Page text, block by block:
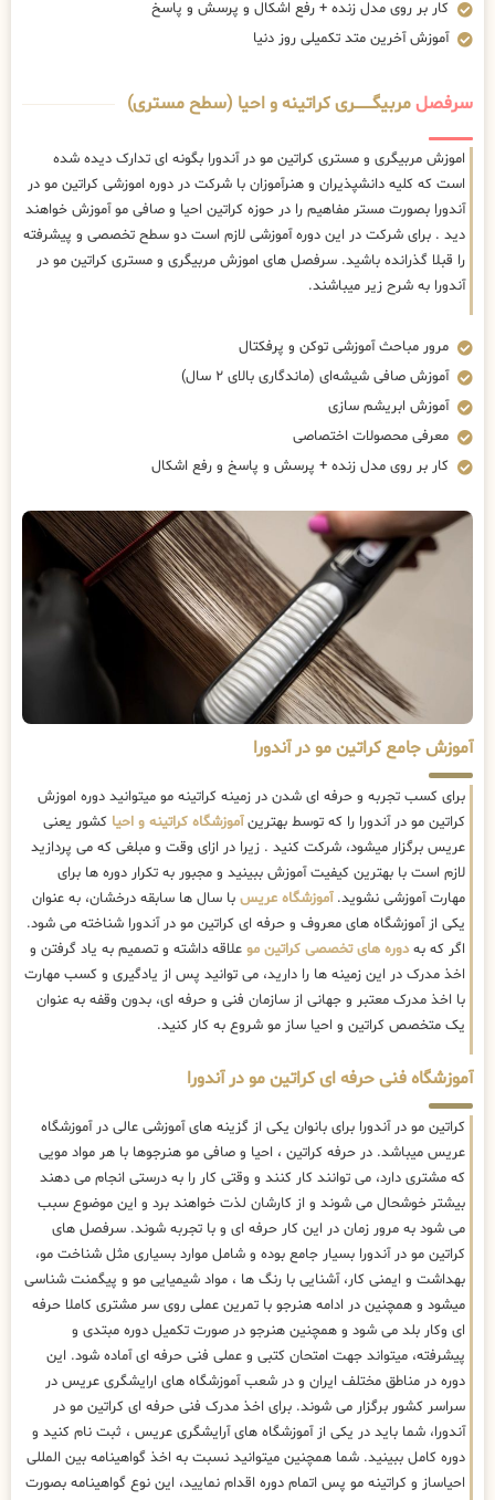
کار بر روی مدل زنده + رفع اشکال و پرسش و پاسخ
آموزش آخرین متد تکمیلی روز دنیا
سرفصلمربیگــــــــری کراتینه و احیا (سطح مستری)
اموزش مربیگری و مستری کراتین مو در آندورا بگونه ای تدارک دیده شده
است که کلیه دانشپذیران و هنرآموزان با شرکت در دوره اموزشی کراتین مو در
آندورا بصورت مستر مفاهیم را در حوزه کراتین احیا و صافی مو آموزش خواهند
دید . برای شرکت در این دوره آموزشی لازم است دو سطح تخصصی و پیشرفته
را قبلا گذرانده باشید. سرفصل های اموزش مربیگری و مستری کراتین مو در
آندورا به شرح زیر میباشند.
مرور مباحث آموزشی توکن و پرفکتال
آموزش صافی شیشه‌ای (ماندگاری بالای ۲ سال)
آموزش ابریشم سازی
معرفی محصولات اختصاصی
کار بر روی مدل زنده + پرسش و پاسخ و رفع اشکال
آموزش جامع کراتین مو در آندورا
برای کسب تجربه و حرفه ای شدن در زمینه کراتینه مو میتوانید دوره اموزش
کراتین مو در آندورا را که توسط بهترینآموزشگاه کراتینه و احیا کشور یعنی
عریس برگزار میشود، شرکت کنید . زیرا در ازای وقت و مبلغی که می پردازید
لازم است با بهترین کیفیت آموزش ببینید و مجبور به تکرار دوره ها برای
مهارت آموزشی نشوید.آموزشگاه عریس با سال ها سابقه درخشان، به عنوان
یکی از آموزشگاه های معروف و حرفه ای کراتین مو در آندورا شناخته می شود.
اگر که بهدوره های تخصصی کراتین مو علاقه داشته و تصمیم به یاد گرفتن و
اخذ مدرک در این زمینه ها را دارید، می توانید پس از یادگیری و کسب مهارت
با اخذ مدرک معتبر و جهانی از سازمان فنی و حرفه ای، بدون وقفه به عنوان
یک متخصص کراتین و احیا ساز مو شروع به کار کنید.
آموزشگاه فنی حرفه ای کراتین مو در آندورا
کراتین مو در آندورا برای بانوان یکی از گزینه های آموزشی عالی در آموزشگاه
عریس میباشد. در حرفه کراتین ، احیا و صافی مو هنرجوها با هر مواد مویی
که مشتری دارد، می توانند کار کنند و وقتی کار را به درستی انجام می دهند
بیشتر خوشحال می شوند و از کارشان لذت خواهند برد و این موضوع سبب
می شود به مرور زمان در این کار حرفه ای و با تجربه شوند. سرفصل های
کراتین مو در آندورا بسیار جامع بوده و شامل موارد بسیاری مثل شناخت مو،
بهداشت و ایمنی کار، آشنایی با رنگ ها ، مواد شیمیایی مو و پیگمنت شناسی
میشود و همچنین در ادامه هنرجو با تمرین عملی روی سر مشتری کاملا حرفه
ای وکار بلد می شود و همچنین هنرجو در صورت تکمیل دوره مبتدی و
پیشرفته، میتواند جهت امتحان کتبی و عملی فنی حرفه ای آماده شود. این
دوره در مناطق مختلف ایران و در شعب آموزشگاه های ارایشگری عریس در
سراسر کشور برگزار می شوند. برای اخذ مدرک فنی حرفه ای کراتین مو در
آندورا، شما باید در یکی از آموزشگاه های آرایشگری عریس ، ثبت نام کنید و
دوره کامل ببینید. شما همچنین میتوانید نسبت به اخذ گواهینامه بین المللی
احیاساز و کراتینه مو پس اتمام دوره اقدام نمایید، این نوع گواهینامه بصورت